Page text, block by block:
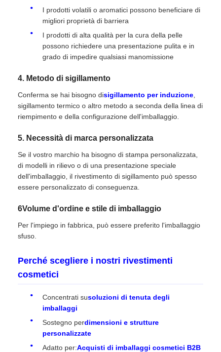
I prodotti volatili o aromatici possono beneficiare di
migliori proprietà di barriera
I prodotti di alta qualità per la cura della pelle
possono richiedere una presentazione pulita e in
grado di impedire qualsiasi manomissione
4. Metodo di sigillamento
Conferma se hai bisogno disigillamento per induzione
sigillamento termico o altro metodo a seconda della linea di
riempimento e della configurazione dell'imballaggio.
5. Necessità di marca personalizzata
Se il vostro marchio ha bisogno di stampa personalizzata,
di modelli in rilievo o di una presentazione speciale
dell'imballaggio, il rivestimento di sigillamento può spesso
essere personalizzato di conseguenza.
6Volume d'ordine e stile di imballaggio
Per l'impiego in fabbrica, può essere preferito l'imballaggio
sfuso.
Perché scegliere i nostri rivestimenti
cosmetici
Concentrati susoluzioni di tenuta degli
imballaggi
Sostegno perdimensioni e strutture
personalizzate
Adatto per:Acquisti di imballaggi cosmetici B2B